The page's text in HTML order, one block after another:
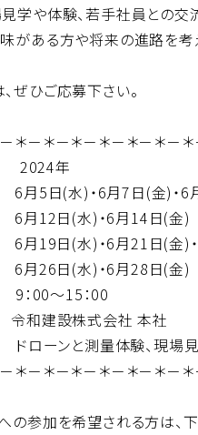
学や体験、若手社員との交
がある方や将来の進路を
ぜひご応募下さい。
＊－＊－＊－＊－＊－＊－
2024年
6月7日(金)・6月
)・6月14日(金)
・6月21日(金)・6
)・6月28日(金)
00～15：00
和建設株式会社 本社
ーンと測量体験、現場
＊－＊－＊－＊－＊－＊－
の参加を希望される方は、